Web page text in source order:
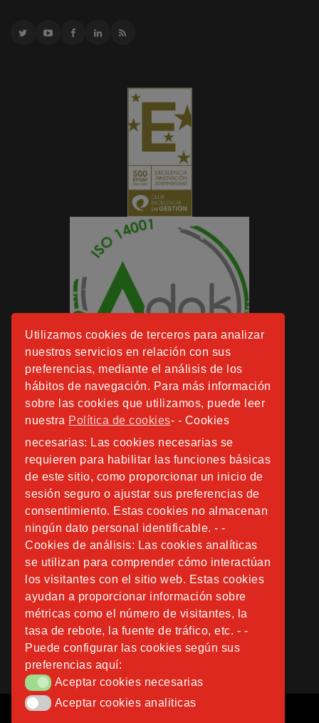
Utilizamos cookies de terceros para analizar
nuestros servicios en relación con sus
preferencias, mediante el análisis de los
hábitos de navegación. Para más información
sobre las cookies que utilizamos, puede leer
nuestra Política de cookies- - Cookies
necesarias: Las cookies necesarias se
requieren para habilitar las funciones básicas
de este sitio, como proporcionar un inicio de
sesión seguro o ajustar sus preferencias de
consentimiento. Estas cookies no almacenan
ningún dato personal identificable. - -
Cookies de análisis: Las cookies analíticas
se utilizan para comprender cómo interactúan
los visitantes con el sitio web. Estas cookies
ayudan a proporcionar información sobre
métricas como el número de visitantes, la
tasa de rebote, la fuente de tráfico, etc. - -
Puede configurar las cookies según sus
preferencias aquí:
Aceptar cookies necesarias
Aceptar cookies necesarias
Aceptar cookies analiticas
Aceptar cookies analiticas